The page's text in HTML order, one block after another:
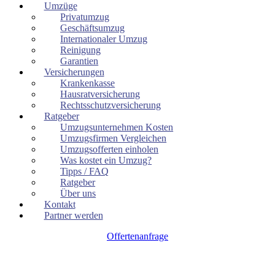
Umzüge
Privatumzug
Geschäftsumzug
Internationaler Umzug
Reinigung
Garantien
Versicherungen
Krankenkasse
Hausratversicherung
Rechtsschutzversicherung
Ratgeber
Umzugsunternehmen Kosten
Umzugsfirmen Vergleichen
Umzugsofferten einholen
Was kostet ein Umzug?
Tipps / FAQ
Ratgeber
Über uns
Kontakt
Partner werden
Offertenanfrage